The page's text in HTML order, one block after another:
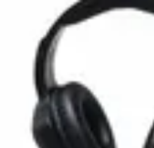
Tutoriel Programmation
Qualité de Code
ProgrammationTendances
Tutoriel Programmation